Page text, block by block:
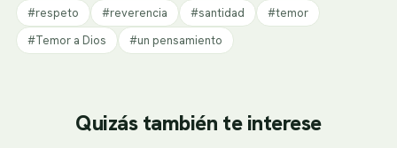
#respeto
#reverencia #santidad
#temor
#Temor a Dios
#un pensamiento
Quizás también te interese